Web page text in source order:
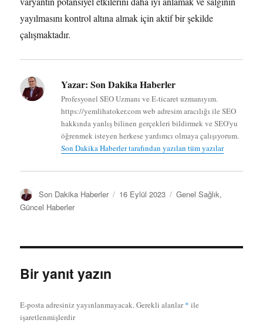
yayılmasını kontrol altına almak için aktif bir şekilde
çalışmaktadır.
Yazar: Son Dakika Haberler
Profesyonel SEO Uzmanı ve E-ticaret uzmanıyım.
https://yemlihatoker.com web adresim aracılığı ile SEO
hakkında yanlış bilinen gerçekleri bildirmek ve SEO'yu
öğrenmek isteyen herkese yardımcı olmaya çalışıyorum.
Son Dakika Haberler tarafından yazılan tüm yazılar
Y
a
Son Dakika Haberler
Y
h
16 Eylül 2023
K
e
Genel Sağlık,
Güncel Haberler
Bir yanıt yazın
E-posta adresiniz yayınlanmayacak.Gerekli alanlar* ile
işaretlenmişlerdir